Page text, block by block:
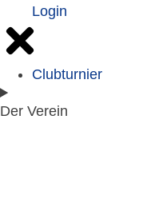
Login
Clubturnier
Der Verein